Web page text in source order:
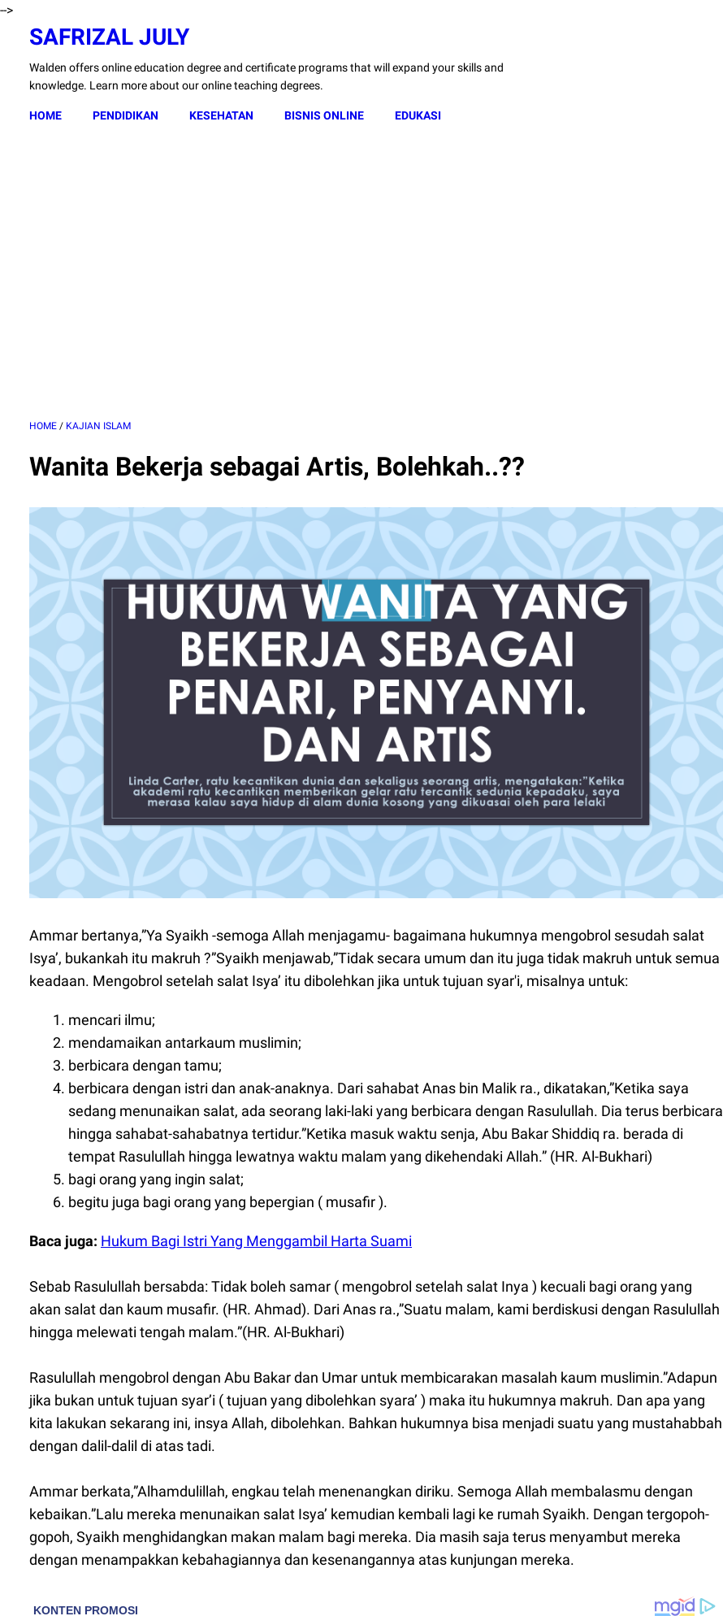
-->
SAFRIZAL JULY
Walden offers online education degree and certificate programs that will expand your skills and
knowledge. Learn more about our online teaching degrees.
HOME PENDIDIKAN KESEHATAN BISNIS ONLINE EDUKASI
HOME / KAJIAN ISLAM
Wanita Bekerja sebagai Artis, Bolehkah..??
Ammar bertanya,”Ya Syaikh -semoga Allah menjagamu- bagaimana hukumnya mengobrol sesudah salat
Isya’, bukankah itu makruh ?”Syaikh menjawab,”Tidak secara umum dan itu juga tidak makruh untuk semua
keadaan. Mengobrol setelah salat Isya’ itu dibolehkan jika untuk tujuan syar'i, misalnya untuk:
mencari ilmu;
mendamaikan antarkaum muslimin;
berbicara dengan tamu;
berbicara dengan istri dan anak-anaknya. Dari sahabat Anas bin Malik ra., dikatakan,”Ketika saya
sedang menunaikan salat, ada seorang laki-laki yang berbicara dengan Rasulullah. Dia terus berbicara
hingga sahabat-sahabatnya tertidur.”Ketika masuk waktu senja, Abu Bakar Shiddiq ra. berada di
tempat Rasulullah hingga lewatnya waktu malam yang dikehendaki Allah.” (HR. Al-Bukhari)
bagi orang yang ingin salat;
begitu juga bagi orang yang bepergian ( musafir ).
Baca juga: Hukum Bagi Istri Yang Menggambil Harta Suami
Sebab Rasulullah bersabda: Tidak boleh samar ( mengobrol setelah salat Inya ) kecuali bagi orang yang
akan salat dan kaum musafir. (HR. Ahmad). Dari Anas ra.,”Suatu malam, kami berdiskusi dengan Rasulullah
hingga melewati tengah malam.”(HR. Al-Bukhari)
Rasulullah mengobrol dengan Abu Bakar dan Umar untuk membicarakan masalah kaum muslimin.”Adapun
jika bukan untuk tujuan syar’i ( tujuan yang dibolehkan syara’ ) maka itu hukumnya makruh. Dan apa yang
kita lakukan sekarang ini, insya Allah, dibolehkan. Bahkan hukumnya bisa menjadi suatu yang mustahabbah
dengan dalil-dalil di atas tadi.
Ammar berkata,”Alhamdulillah, engkau telah menenangkan diriku. Semoga Allah membalasmu dengan
kebaikan.”Lalu mereka menunaikan salat Isya’ kemudian kembali lagi ke rumah Syaikh. Dengan tergopoh-
gopoh, Syaikh menghidangkan makan malam bagi mereka. Dia masih saja terus menyambut mereka
dengan menampakkan kebahagiannya dan kesenangannya atas kunjungan mereka.